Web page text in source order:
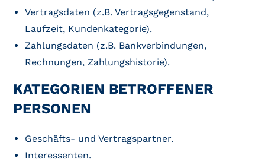
Vertragsdaten (z.B. Vertragsgegenstand,
Laufzeit, Kundenkategorie).
Zahlungsdaten (z.B. Bankverbindungen,
Rechnungen, Zahlungshistorie).
KATEGORIEN BETROFFENER
PERSONEN
Geschäfts- und Vertragspartner.
Interessenten.